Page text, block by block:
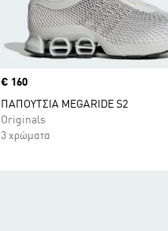
Price
€ 160
ΠΑΠΟΥΤΣΙΑ MEGARIDE S2
Originals
3 χρώματα